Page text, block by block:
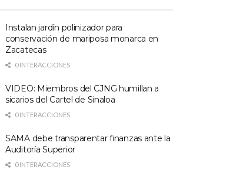
Instalan jardín polinizador para
conservación de mariposa monarca en
Zacatecas
0 INTERACCIONES
VIDEO: Miembros del CJNG humillan a
sicarios del Cartel de Sinaloa
0 INTERACCIONES
SAMA debe transparentar finanzas ante la
Auditoría Superior
0 INTERACCIONES